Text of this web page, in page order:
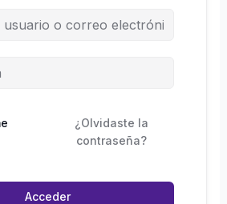
¿Olvidaste la
contraseña?
Acceder